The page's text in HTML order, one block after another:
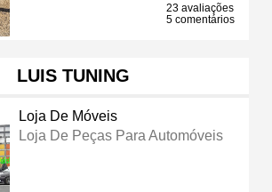
23 avaliações
5 comentários
LUIS TUNING
Loja De Móveis
Loja De Peças Para Automóveis